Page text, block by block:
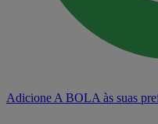
Adicione A BOLA às suas